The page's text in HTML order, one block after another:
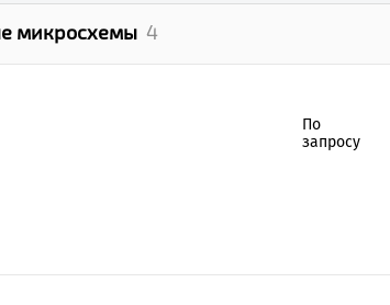
микросхемы 4
По
запросу